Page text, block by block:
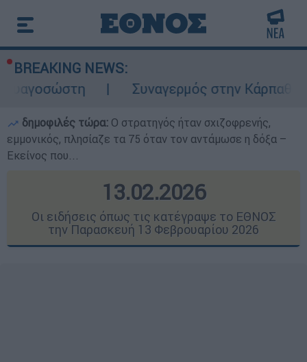
BREAKING NEWS:
Συναγερμός στην Κάρπαθο: Βρέθηκαν
δημοφιλές τώρα: O στρατηγός ήταν σχιζοφρενής,
εμμονικός, πλησίαζε τα 75 όταν τον αντάμωσε η δόξα –
Εκείνος που...
13.02.2026
Οι ειδήσεις όπως τις κατέγραψε το ΕΘΝΟΣ
την Παρασκευή 13 Φεβρουαρίου 2026